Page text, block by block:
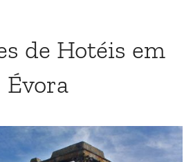
de Hotéis em
Évora